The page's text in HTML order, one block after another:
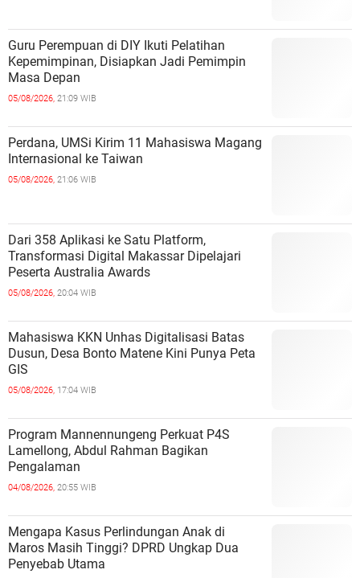
Guru Perempuan di DIY Ikuti Pelatihan
Kepemimpinan, Disiapkan Jadi Pemimpin
Masa Depan
05/08/2026, 21:09 WIB
Perdana, UMSi Kirim 11 Mahasiswa Magang
Internasional ke Taiwan
05/08/2026, 21:06 WIB
Dari 358 Aplikasi ke Satu Platform,
Transformasi Digital Makassar Dipelajari
Peserta Australia Awards
05/08/2026, 20:04 WIB
Mahasiswa KKN Unhas Digitalisasi Batas
Dusun, Desa Bonto Matene Kini Punya Peta
GIS
05/08/2026, 17:04 WIB
Program Mannennungeng Perkuat P4S
Lamellong, Abdul Rahman Bagikan
Pengalaman
04/08/2026, 20:55 WIB
Mengapa Kasus Perlindungan Anak di
Maros Masih Tinggi? DPRD Ungkap Dua
Penyebab Utama